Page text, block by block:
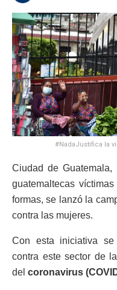
#NadaJustifica la
Ciudad de
guatemaltecas
formas, se lanzó la
contra las mujeres.
Con esta iniciativa
contra este sector de
del coronavirus